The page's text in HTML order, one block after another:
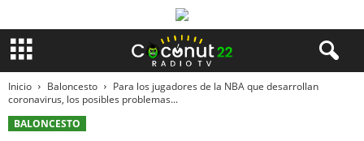
Inicio Baloncesto
Para los jugadores de la NBA que desarrollan
coronavirus, los posibles problemas...
BALONCESTO